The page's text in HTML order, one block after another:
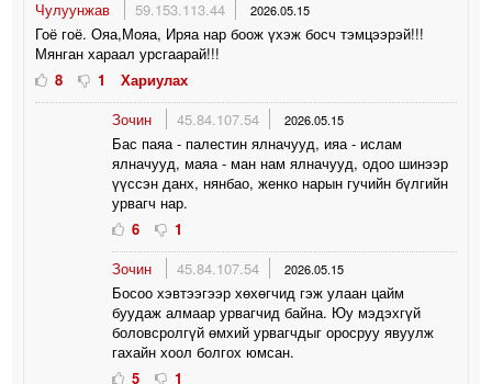
Чулуунжав 59.153.113.44 2026.05.15
Гоё гоё. Ояа,Мояа, Иряа нар боож үхэж босч тэмцээрэй!!!
Мянган хараал урсгаарай!!!
8
1
Хариулах
Зочин
45.84.107.54 2026.05.15
Бас паяа - палестин ялначууд, ияа - ислам
ялначууд, маяа - ман нам ялначууд, одоо шинээр
үүссэн данх, нянбао, женко нарын гучийн бүлгийн
урвагч нар.
6
1
Зочин
45.84.107.54 2026.05.15
Босоо хэвтээгээр хөхөгчид гэж улаан цайм
буудаж алмаар урвагчид байна. Юу мэдэхгүй
боловсролгүй өмхий урвагчдыг оросруу явуулж
гахайн хоол болгох юмсан.
5
1